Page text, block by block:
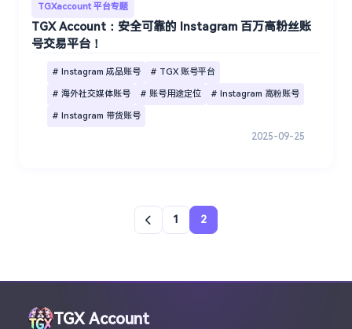
TGXaccount 平台专题
TGX Account：安全可靠的 Instagram 百万高粉丝账
号交易平台！
# Instagram 成品账号 # TGX 账号平台
# 海外社交媒体账号 # 账号用途定位 # Instagram 高粉账号
# Instagram 带货账号
2025-09-25
1 2
TGX Account